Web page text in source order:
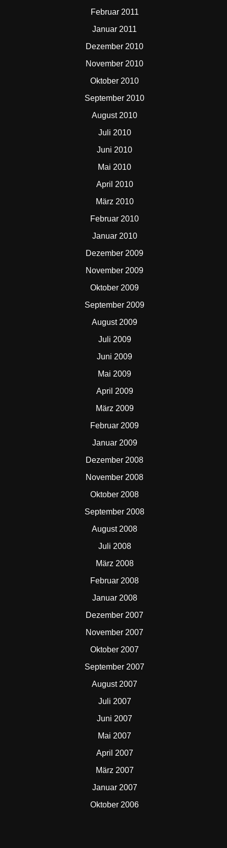
Februar 2011
Januar 2011
Dezember 2010
November 2010
Oktober 2010
September 2010
August 2010
Juli 2010
Juni 2010
Mai 2010
April 2010
März 2010
Februar 2010
Januar 2010
Dezember 2009
November 2009
Oktober 2009
September 2009
August 2009
Juli 2009
Juni 2009
Mai 2009
April 2009
März 2009
Februar 2009
Januar 2009
Dezember 2008
November 2008
Oktober 2008
September 2008
August 2008
Juli 2008
März 2008
Februar 2008
Januar 2008
Dezember 2007
November 2007
Oktober 2007
September 2007
August 2007
Juli 2007
Juni 2007
Mai 2007
April 2007
März 2007
Januar 2007
Oktober 2006